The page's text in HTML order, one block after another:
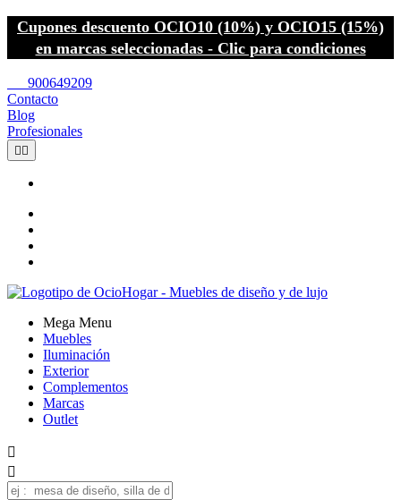
Cupones descuento OCIO10 (10%) y OCIO15 (15%)
en marcas seleccionadas - Clic para condiciones
900649209
Contacto
Blog
Profesionales
 
Mega Menu
Muebles
Iluminación
Exterior
Complementos
Marcas
Outlet

